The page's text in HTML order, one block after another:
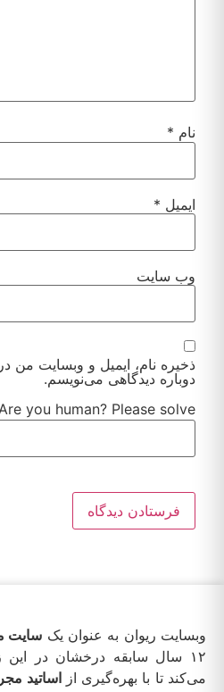
نام *
ایمیل *
وب‌ سایت
ذخیره نام، ایمیل و وبسایت من
دوباره دیدگاهی می‌نویسم.
you human? Please solve:
وبسایت ریوان به عنوان یک سایت
۱۲ سال سابقه درخشان در
می‌کند تا با بهره‌گیری ازاساتید